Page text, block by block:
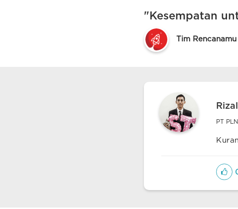
"Kesempatan
Tim Rencanamu
PT